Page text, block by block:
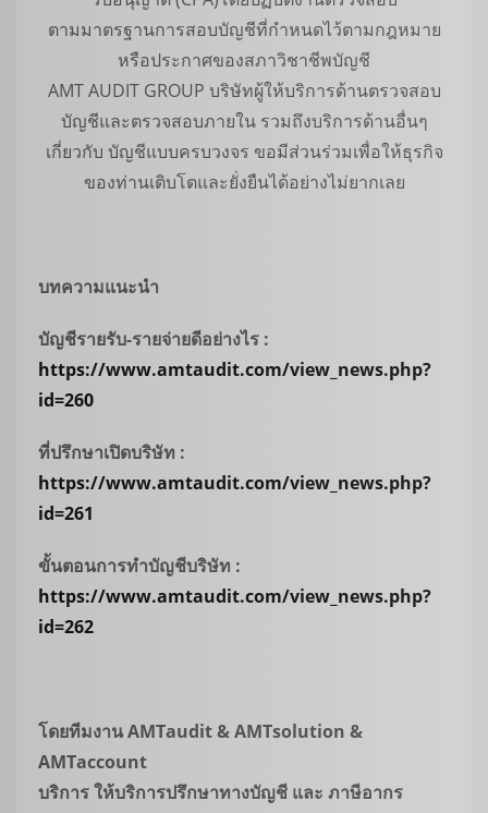
ตามมาตรฐานการสอบบัญชีที่กำหนดไว้ตามกฎหมาย
หรือประกาศของสภาวิชาชีพบัญชี
AMT AUDIT GROUP บริษัทผู้ให้บริการด้านตรวจสอบ
บัญชีและตรวจสอบภายใน รวมถึงบริการด้านอื่นๆ
เกี่ยวกับ บัญชีแบบครบวงจร ขอมีส่วนร่วมเพื่อให้ธุรกิจ
ของท่านเติบโตและยั่งยืนได้อย่างไม่ยากเลย
บทความแนะนำ
บัญชีรายรับ-รายจ่ายดีอย่างไร :
https://www.amtaudit.com/view_news.php?
id=260
ที่ปรึกษาเปิดบริษัท :
https://www.amtaudit.com/view_news.php?
id=261
ขั้นตอนการทำบัญชีบริษัท :
https://www.amtaudit.com/view_news.php?
id=262
โดยทีมงานAMTaudit & AMTsolution &
AMTaccount
บริการ ให้บริการปรึกษาทางบัญชี และ ภาษีอากร